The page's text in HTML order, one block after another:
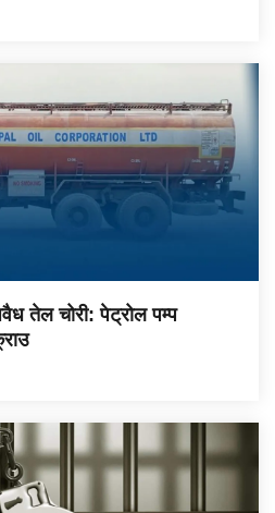
तेल चोरी: पेट्रोल पम्प